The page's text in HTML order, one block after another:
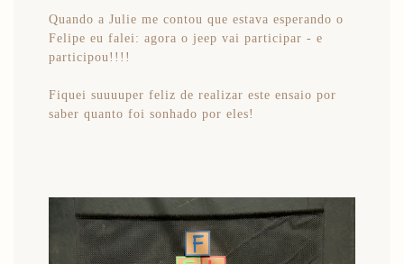
Quando a Julie me contou que estava esperando o
Felipe eu falei: agora o jeep vai participar - e
participou!!!!
Fiquei suuuuper feliz de realizar este ensaio por
saber quanto foi sonhado por eles!